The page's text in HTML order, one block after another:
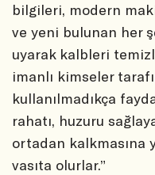
bilgileri, modern
ve yeni bulunan her
uyarak kalbleri
imanlı kimseler
kullanılmadıkça
rahatı, huzuru
ortadan kalkmasına
vasıta olurlar.”